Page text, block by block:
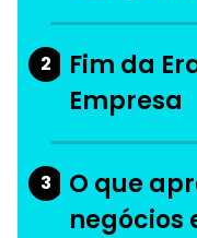
2
Fim da
Empresa
3
O que
negócios